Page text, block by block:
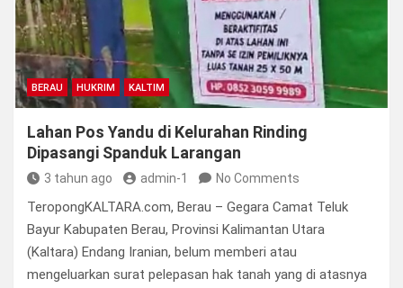
BERAU HUKRIM KALTIM
Lahan Pos Yandu di Kelurahan Rinding
Dipasangi Spanduk Larangan
3 tahun ago admin-1 No Comments
TeropongKALTARA.com, Berau – Gegara Camat Teluk
Bayur Kabupaten Berau, Provinsi Kalimantan Utara
(Kaltara) Endang Iranian, belum memberi atau
mengeluarkan surat pelepasan hak tanah yang di atasnya